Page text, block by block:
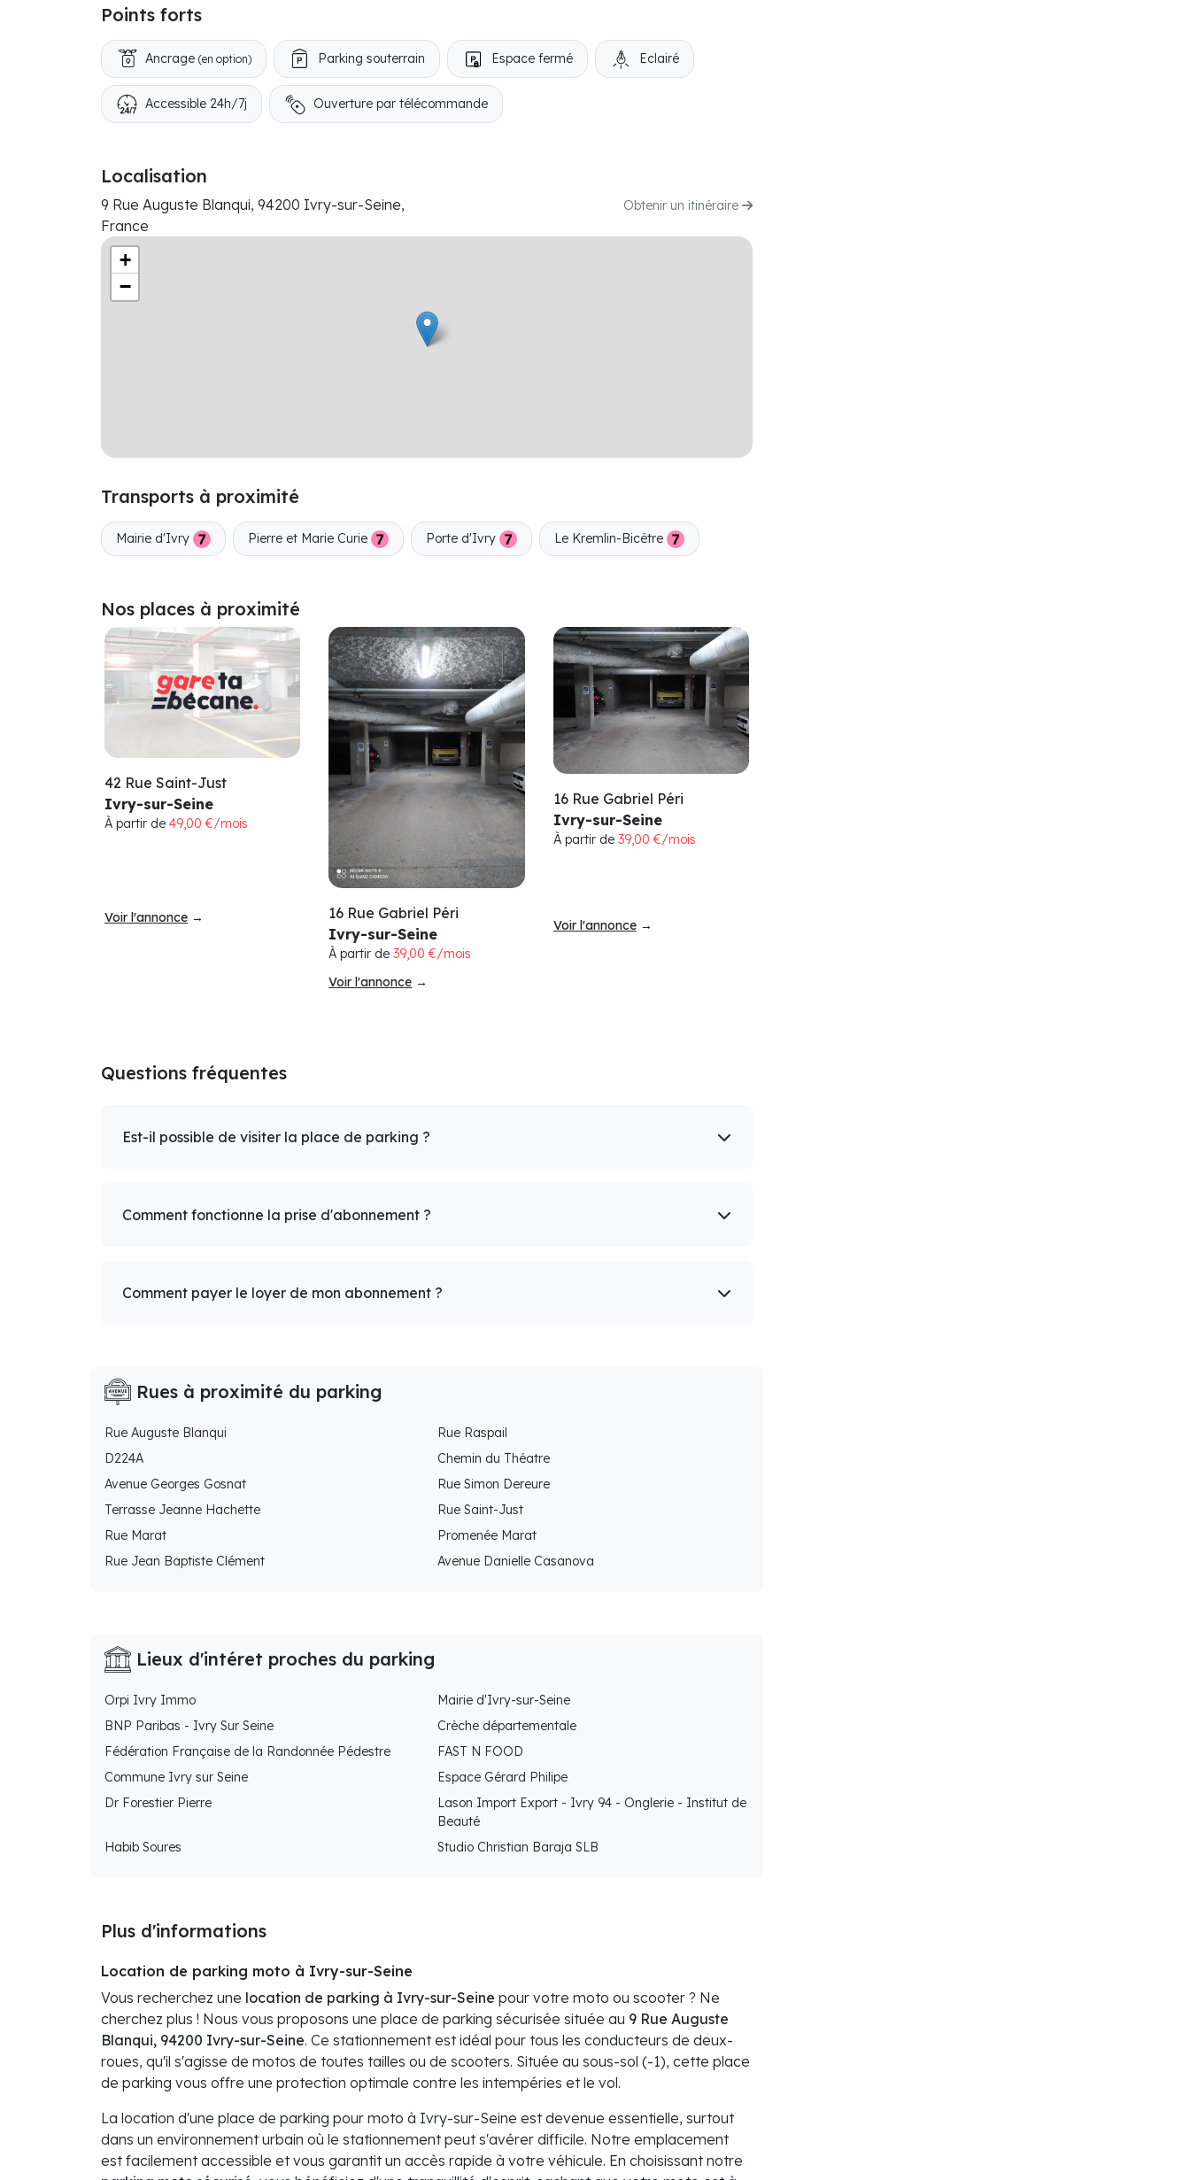
Points forts
Ancrage (en option) Parking souterrain Espace fermé Eclairé
Accessible 24h/7j Ouverture par télécommande
Localisation
9 Rue Auguste Blanqui, 94200 Ivry-sur-Seine,
France
Obtenir un itinéraire
+
−
Transports à proximité
Mairie d'Ivry Pierre et Marie Curie Porte d'Ivry Le Kremlin-Bicêtre
Nos places à proximité
42 Rue Saint-Just
Ivry-sur-Seine
À partir de 49,00 €/mois
Voir l'annonce →
16 Rue Gabriel Péri
Ivry-sur-Seine
À partir de39,00 €/mois
Voir l'annonce →
16 Rue Gabriel Péri
Ivry-sur-Seine
À partir de 39,00 €/mois
Voir l'annonce→
Questions fréquentes
Est-il possible de visiter la place de parking ?
Comment fonctionne la prise d'abonnement ?
Comment payer le loyer de mon abonnement ?
Rues à proximité du parking
Rue Auguste Blanqui
Rue Raspail
D224A
Chemin du Théatre
Avenue Georges Gosnat
Rue Simon Dereure
Terrasse Jeanne Hachette
Rue Saint-Just
Rue Marat
Promenée Marat
Rue Jean Baptiste Clément
Avenue Danielle Casanova
Lieux d'intéret proches du parking
Orpi Ivry Immo
Mairie d'Ivry-sur-Seine
BNP Paribas - Ivry Sur Seine
Crèche départementale
Fédération Française de la Randonnée Pédestre
FAST N FOOD
Commune Ivry sur Seine
Espace Gérard Philipe
Dr Forestier Pierre
Lason Import Export - Ivry 94 - Onglerie - Institut de
Beauté
Habib Soures
Studio Christian Baraja SLB
Plus d'informations
Location de parking moto à Ivry-sur-Seine
Vous recherchez une location de parking à Ivry-sur-Seine pour votre moto ou scooter ? Ne
cherchez plus ! Nous vous proposons une place de parking sécurisée située au 9 Rue Auguste
Blanqui, 94200 Ivry-sur-Seine. Ce stationnement est idéal pour tous les conducteurs de deux-
roues, qu'il s'agisse de motos de toutes tailles ou de scooters. Située au sous-sol (-1), cette place
de parking vous offre une protection optimale contre les intempéries et le vol.
La location d'une place de parking pour moto à Ivry-sur-Seine est devenue essentielle, surtout
dans un environnement urbain où le stationnement peut s'avérer difficile. Notre emplacement
est facilement accessible et vous garantit un accès rapide à votre véhicule. En choisissant notre